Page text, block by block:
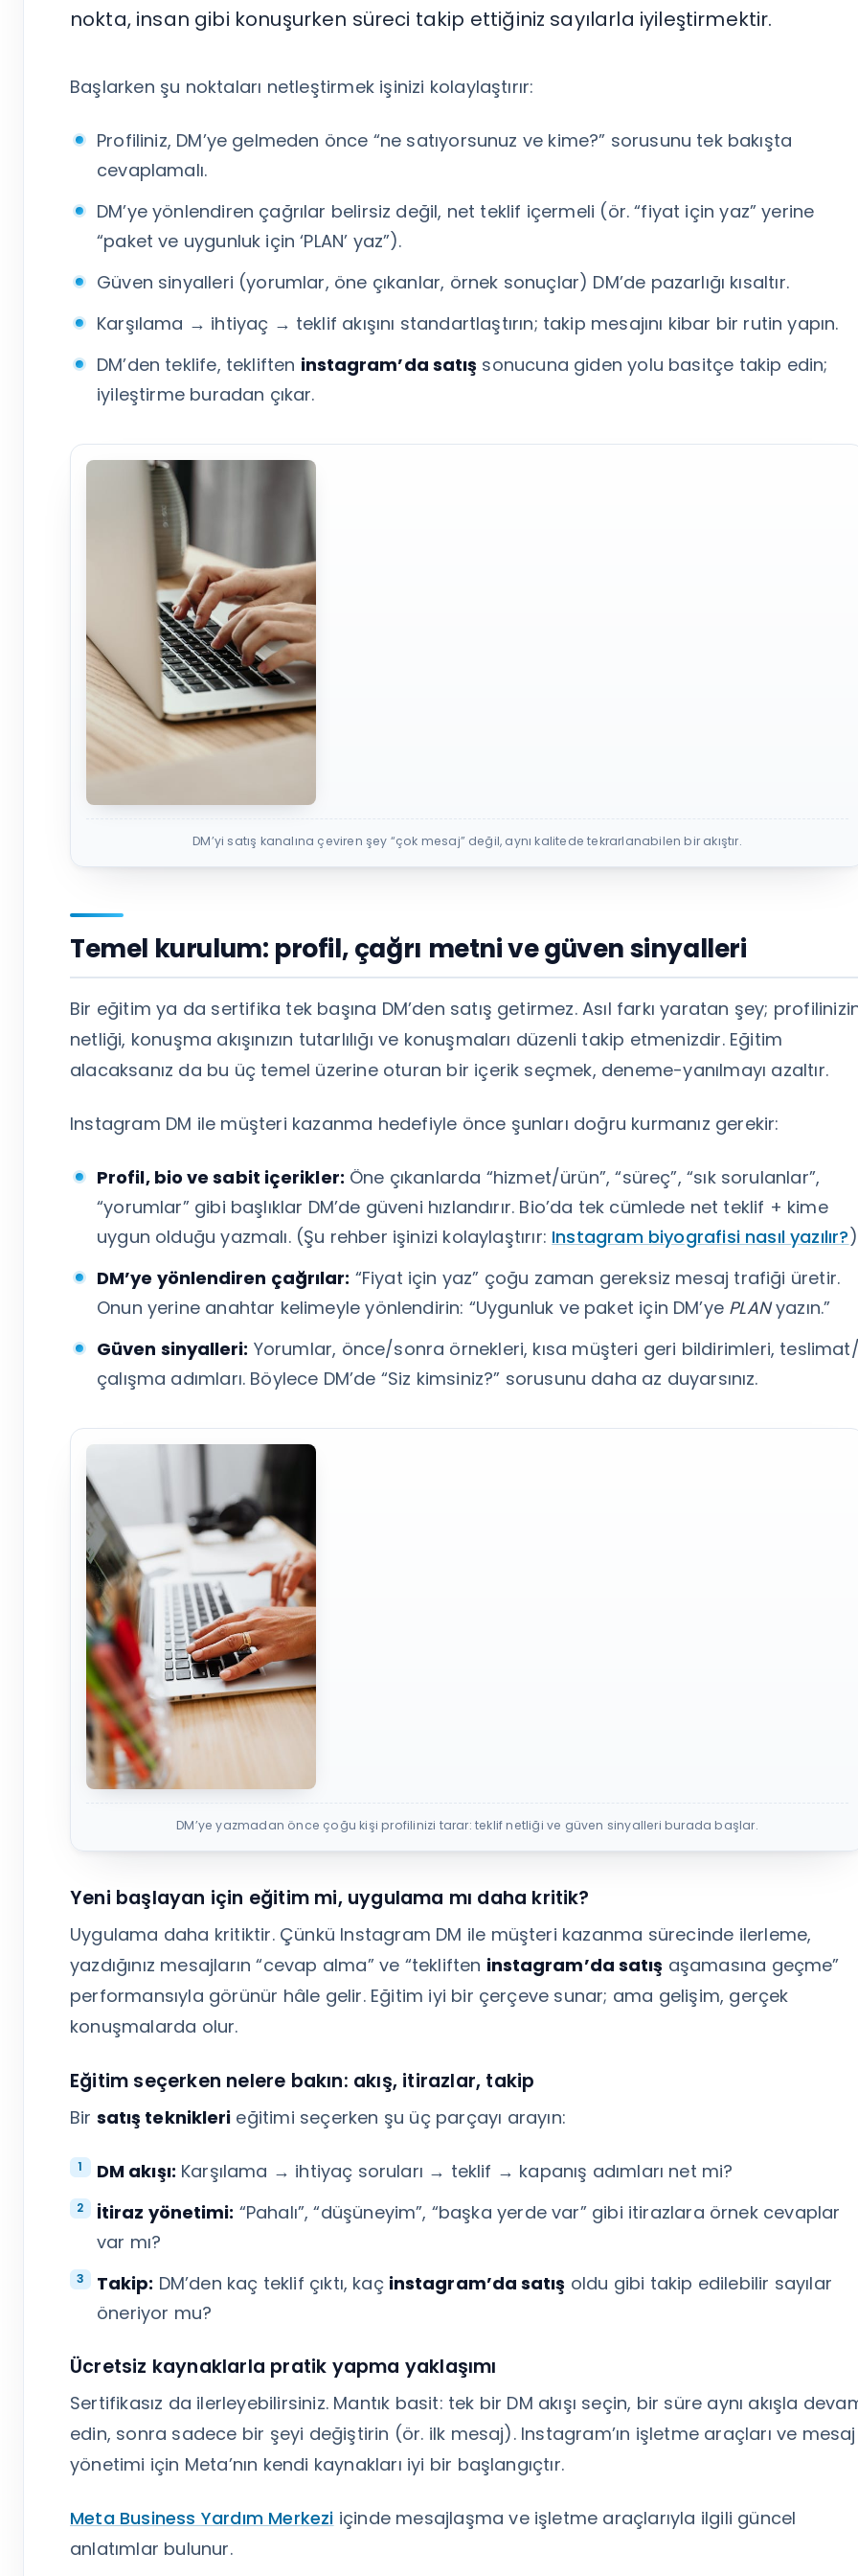
nokta, insan gibi konuşurken süreci takip ettiğiniz sayılarla iyileştirmektir.
Başlarken şu noktaları netleştirmek işinizi kolaylaştırır:
Profiliniz, DM’ye gelmeden önce “ne satıyorsunuz ve kime?” sorusunu tek bakışta
cevaplamalı.
DM’ye yönlendiren çağrılar belirsiz değil, net teklif içermeli (ör. “fiyat için yaz” yerine
“paket ve uygunluk için ‘PLAN’ yaz”).
Güven sinyalleri (yorumlar, öne çıkanlar, örnek sonuçlar) DM’de pazarlığı kısaltır.
Karşılama → ihtiyaç → teklif akışını standartlaştırın; takip mesajını kibar bir rutin yapın.
DM’den teklife, tekliften instagram’da satış sonucuna giden yolu basitçe takip edin;
iyileştirme buradan çıkar.
DM’yi satış kanalına çeviren şey “çok mesaj” değil, aynı kalitede tekrarlanabilen bir akıştır.
Temel kurulum: profil, çağrı metni ve güven sinyalleri
Bir eğitim ya da sertifika tek başına DM’den satış getirmez. Asıl farkı yaratan şey;
netliği, konuşma akışınızın tutarlılığı ve konuşmaları düzenli takip etmenizdir. Eğitim
alacaksanız da bu üç temel üzerine oturan bir içerik seçmek, deneme-yanılmayı azaltır.
Instagram DM ile müşteri kazanma hedefiyle önce şunları doğru kurmanız gerekir:
Profil, bio ve sabit içerikler: Öne çıkanlarda “hizmet/ürün”, “süreç”, “sık sorulanlar”,
“yorumlar” gibi başlıklar DM’de güveni hızlandırır. Bio’da tek cümlede net teklif + kime
uygun olduğu yazmalı. (Şu rehber işinizi kolaylaştırır: Instagram biyografisi nasıl yazılır?)
DM’ye yönlendiren çağrılar: “Fiyat için yaz” çoğu zaman gereksiz mesaj trafiği üretir.
Onun yerine anahtar kelimeyle yönlendirin: “Uygunluk ve paket için DM’ye PLANyazın.”
Güven sinyalleri: Yorumlar, önce/sonra örnekleri, kısa müşteri geri bildirimleri,
çalışma adımları. Böylece DM’de “Siz kimsiniz?” sorusunu daha az duyarsınız.
DM’ye yazmadan önce çoğu kişi profilinizi tarar: teklif netliği ve güven sinyalleri burada başlar.
Yeni başlayan için eğitim mi, uygulama mı daha kritik?
Uygulama daha kritiktir. Çünkü Instagram DM ile müşteri kazanma sürecinde ilerleme,
yazdığınız mesajların “cevap alma” ve “tekliften instagram’da satış aşamasına geçme”
performansıyla görünür hâle gelir. Eğitim iyi bir çerçeve sunar; ama gelişim, gerçek
konuşmalarda olur.
Eğitim seçerken nelere bakın: akış, itirazlar, takip
Bir satış teknikleri eğitimi seçerken şu üç parçayı arayın:
DM akışı: Karşılama → ihtiyaç soruları → teklif → kapanış adımları net mi?
İtiraz yönetimi: “Pahalı”, “düşüneyim”, “başka yerde var” gibi itirazlara örnek cevaplar
var mı?
Takip: DM’den kaç teklif çıktı, kaç instagram’da satış oldu gibi takip edilebilir sayılar
öneriyor mu?
Ücretsiz kaynaklarla pratik yapma yaklaşımı
Sertifikasız da ilerleyebilirsiniz. Mantık basit: tek bir DM akışı seçin, bir süre aynı akışla
edin, sonra sadece bir şeyi değiştirin (ör. ilk mesaj). Instagram’ın işletme araçları ve mesaj
yönetimi için Meta’nın kendi kaynakları iyi bir başlangıçtır.
Meta Business Yardım Merkezi içinde mesajlaşma ve işletme araçlarıyla ilgili güncel
anlatımlar bulunur.